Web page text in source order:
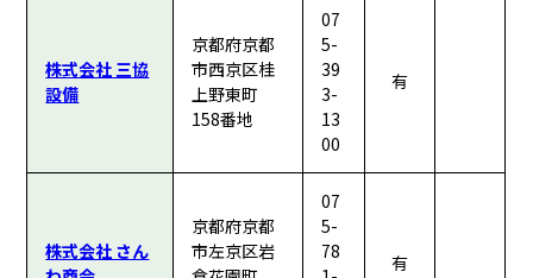
株式会社 三協
設備
京都府京都
市西京区桂
上野東町
158番地
07
5-
39
3-
13
00
有
株式会社 さん
京都府京都
市左京区岩
07
5-
78
有